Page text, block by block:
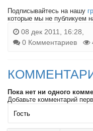
Подписывайтесь на нашу
которые мы не публикуем
08 дек 2011, 16:28,
0 Комментариев
Пока нет ни одного
Добавьте комментарий